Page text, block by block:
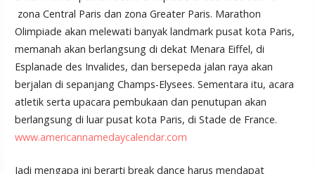
zona Central Paris dan zona Greater Paris. Marathon
Olimpiade akan melewati banyak landmark pusat kota Paris,
memanah akan berlangsung di dekat Menara Eiffel, di
Esplanade des Invalides, dan bersepeda jalan raya akan
berjalan di sepanjang Champs-Elysees. Sementara itu, acara
atletik serta upacara pembukaan dan penutupan akan
berlangsung di luar pusat kota Paris, di Stade de France.
www.americannamedaycalendar.com
Jadi mengapa ini berarti break dance harus mendapat